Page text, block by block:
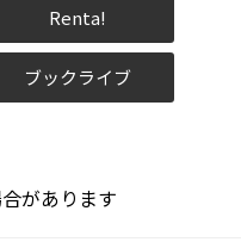
Renta!
ブックライブ
があります